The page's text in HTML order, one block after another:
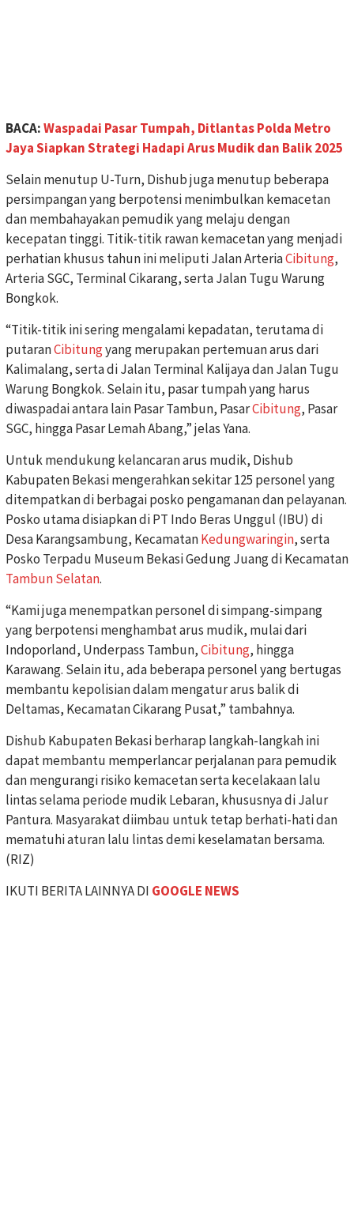
BACA:Waspadai Pasar Tumpah, Ditlantas Polda Metro
Jaya Siapkan Strategi Hadapi Arus Mudik dan Balik 2025
Selain menutup U-Turn, Dishub juga menutup beberapa
persimpangan yang berpotensi menimbulkan kemacetan
dan membahayakan pemudik yang melaju dengan
kecepatan tinggi. Titik-titik rawan kemacetan yang menjadi
perhatian khusus tahun ini meliputi Jalan ArteriaCibitung,
Arteria SGC, Terminal Cikarang, serta Jalan Tugu Warung
Bongkok.
“Titik-titik ini sering mengalami kepadatan, terutama di
putaranCibitungyang merupakan pertemuan arus dari
Kalimalang, serta di Jalan Terminal Kalijaya dan Jalan Tugu
Warung Bongkok. Selain itu, pasar tumpah yang harus
diwaspadai antara lain Pasar Tambun, PasarCibitung, Pasar
SGC, hingga Pasar Lemah Abang,” jelas Yana.
Untuk mendukung kelancaran arus mudik, Dishub
Kabupaten Bekasi mengerahkan sekitar 125 personel yang
ditempatkan di berbagai posko pengamanan dan pelayanan.
Posko utama disiapkan di PT Indo Beras Unggul (IBU) di
Desa Karangsambung, KecamatanKedungwaringin, serta
Posko Terpadu Museum Bekasi Gedung Juang di Kecamatan
Tambun Selatan.
“Kami juga menempatkan personel di simpang-simpang
yang berpotensi menghambat arus mudik, mulai dari
Indoporland, Underpass Tambun,Cibitung, hingga
Karawang. Selain itu, ada beberapa personel yang bertugas
membantu kepolisian dalam mengatur arus balik di
Deltamas, Kecamatan Cikarang Pusat,” tambahnya.
Dishub Kabupaten Bekasi berharap langkah-langkah ini
dapat membantu memperlancar perjalanan para pemudik
dan mengurangi risiko kemacetan serta kecelakaan lalu
lintas selama periode mudik Lebaran, khususnya di Jalur
Pantura. Masyarakat diimbau untuk tetap berhati-hati dan
mematuhi aturan lalu lintas demi keselamatan bersama.
(RIZ)
IKUTI BERITA LAINNYA DI GOOGLE NEWS